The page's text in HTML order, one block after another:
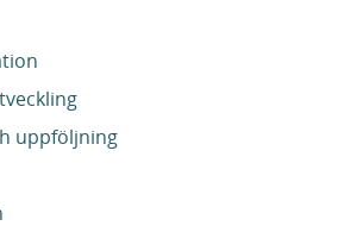
uppföljning